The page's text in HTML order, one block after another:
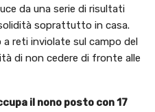
da una serie di risultati
soprattutto in casa.
a reti inviolate sul campo del
di non cedere di fronte alle
il nono posto con 17